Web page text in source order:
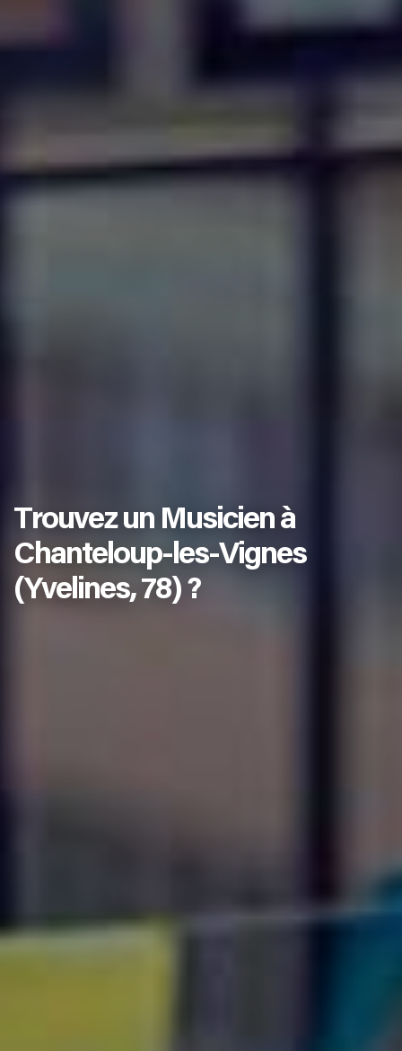
Trouvez un Musicien à
Chanteloup-les-Vignes
(Yvelines, 78) ?